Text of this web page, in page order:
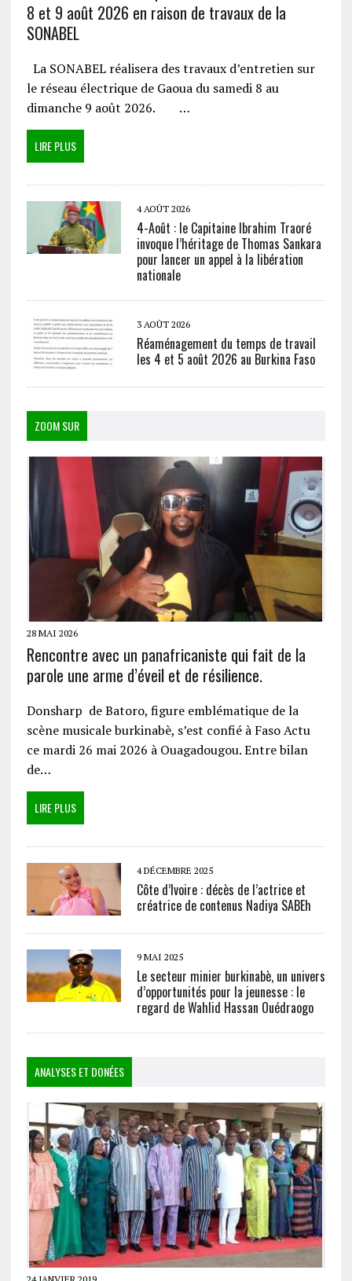
8 et 9 août 2026 en raison de travaux de la
SONABEL
La SONABEL réalisera des travaux d’entretien sur
le réseau électrique de Gaoua du samedi 8 au
dimanche 9 août 2026. …
LIRE PLUS
4 AOÛT 2026
4-Août : le Capitaine Ibrahim Traoré
invoque l’héritage de Thomas Sankara
pour lancer un appel à la libération
nationale
3 AOÛT 2026
Réaménagement du temps de travail
les 4 et 5 août 2026 au Burkina Faso
ZOOM SUR
28 MAI 2026
Rencontre avec un panafricaniste qui fait de la
parole une arme d’éveil et de résilience.
Donsharp de Batoro, figure emblématique de la
scène musicale burkinabè, s’est confié à Faso Actu
ce mardi 26 mai 2026 à Ouagadougou. Entre bilan
de…
LIRE PLUS
4 DÉCEMBRE 2025
Côte d’Ivoire : décès de l’actrice et
créatrice de contenus Nadiya SABEh
9 MAI 2025
Le secteur minier burkinabè, un univers
d’opportunités pour la jeunesse : le
regard de Wahlid Hassan Ouédraogo
ANALYSES ET DONÉES